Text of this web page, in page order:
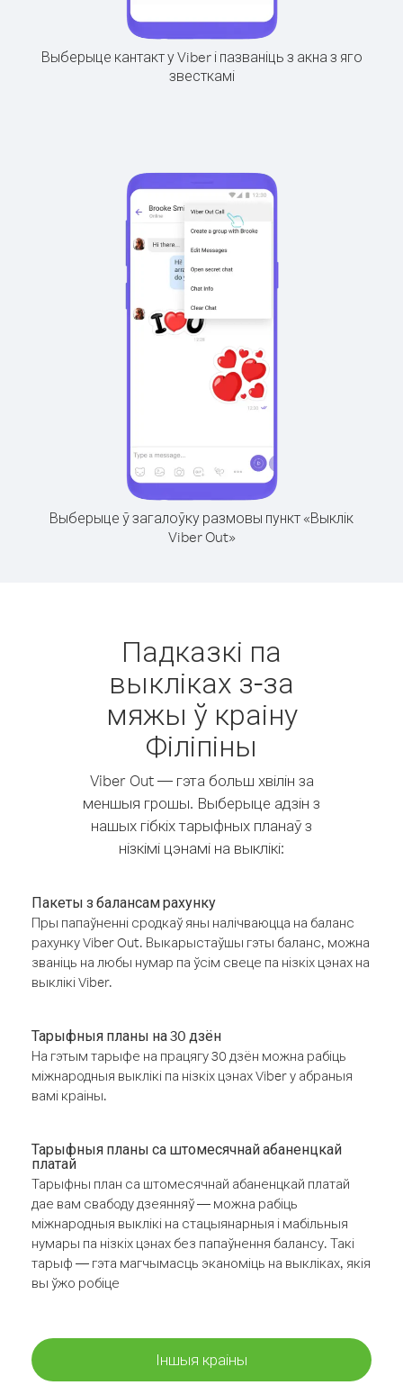
Выберыце кантакт у Viber і пазваніць з акна з яго
звесткамі
Выберыце ў загалоўку размовы пункт «Выклік
Viber Out»
Падказкі па
выкліках з-за
мяжы ў краіну
Філіпіны
Viber Out — гэта больш хвілін за
меншыя грошы. Выберыце адзін з
нашых гібкіх тарыфных планаў з
нізкімі цэнамі на выклікі:
Пакеты з балансам рахунку
Пры папаўненні сродкаў яны налічваюцца на баланс
рахунку Viber Out. Выкарыстаўшы гэты баланс, можна
званіць на любы нумар па ўсім свеце па нізкіх цэнах на
выклікі Viber.
Тарыфныя планы на 30 дзён
На гэтым тарыфе на працягу 30 дзён можна рабіць
міжнародныя выклікі па нізкіх цэнах Viber у абраныя
вамі краіны.
Тарыфныя планы са штомесячнай абаненцкай
платай
Тарыфны план са штомесячнай абаненцкай платай
дае вам свабоду дзеянняў — можна рабіць
міжнародныя выклікі на стацыянарныя і мабільныя
нумары па нізкіх цэнах без папаўнення балансу. Такі
тарыф — гэта магчымасць эканоміць на выкліках, якія
вы ўжо робіце
Іншыя краіны